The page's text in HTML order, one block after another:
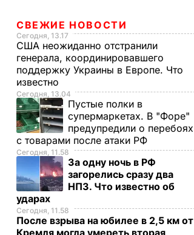
СВЕЖИЕ НОВОСТИ
Сегодня, 13.17
США неожиданно отстранили
генерала, координировавшего
поддержку Украины в Европе. Что
известно
Сегодня, 13.04
Пустые полки в
супермаркетах. В "Форе"
предупредили о перебоях
с товарами после атаки РФ
Сегодня, 11.58
За одну ночь в РФ
загорелись сразу два
НПЗ. Что известно об
ударах
Сегодня, 11.58
После взрыва на юбилее в 2,5 км от
Кремля могла умереть вторая